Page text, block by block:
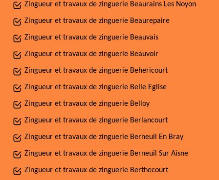
Zingueur et travaux de zinguerie Beaurains Les Noyon
Zingueur et travaux de zinguerie Beaurepaire
Zingueur et travaux de zinguerie Beauvais
Zingueur et travaux de zinguerie Beauvoir
Zingueur et travaux de zinguerie Behericourt
Zingueur et travaux de zinguerie Belle Eglise
Zingueur et travaux de zinguerie Belloy
Zingueur et travaux de zinguerie Berlancourt
Zingueur et travaux de zinguerie Berneuil En Bray
Zingueur et travaux de zinguerie Berneuil Sur Aisne
Zingueur et travaux de zinguerie Berthecourt